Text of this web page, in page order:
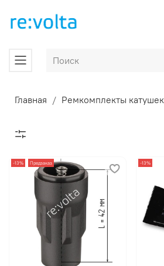
Главная Ремкомплекты
-13% Предзаказ -13%